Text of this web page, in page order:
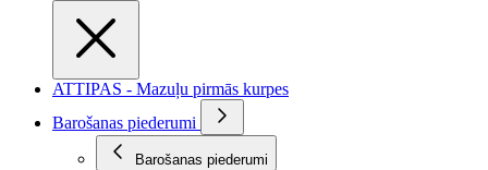
ATTIPAS - Mazuļu pirmās kurpes
Barošanas piederumi
Barošanas piederumi